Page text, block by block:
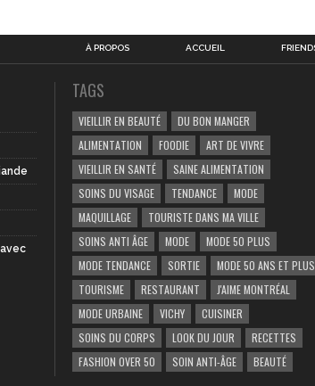
À PROPOS ACCUEIL
TAGS
VIEILLIR EN BEAUTÉ
DU BON MANGER
ALIMENTATION
FOODIE
ART DE VIVRE
VIEILLIR EN SANTÉ
SAINE ALIMENTATION
SOINS DU VISAGE
TENDANCE
MODE
MAQUILLAGE
TOURISTE DANS MA VILLE
SOINS ANTI ÂGE
MODE
MODE 50 PLUS
MODE TENDANCE
SORTIE
MODE 50 ANS ET PLUS
TOURISME
RESTAURANT
J'AIME MONTRÉAL
MODE URBAINE
VICHY
CUISINER
SOINS DU CORPS
LOOK DU JOUR
RECETTES
FASHION OVER 50
SOIN ANTI-ÂGE BEAUTÉ